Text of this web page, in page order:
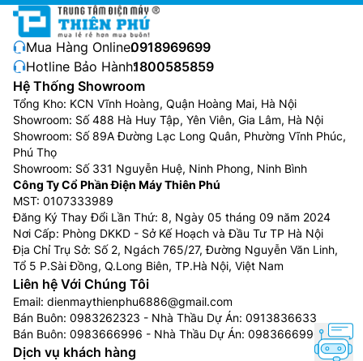
mòn giúp ngăn ngừa tình trạng ăn mòn, kéo dài tuổi
thọ cho sản phẩm. Hơn nữa, Vỉ mạch / bo mạch máy
điều hòa âm trần LG ZTNQ48GYLA0 được thiết kế
đặc biệt nhằm bảo vệ máy hoạt động ổn định bền bỉ,
chống cháy nổ với môi trường điện áp không ổn định
(điện áp quá thấp / điện áp quá cao).
Môi chất lạnh R32
Mua Hàng Online:0918969699
Hotline Bảo Hành:1800585859
Hệ Thống Showroom
Tổng Kho: KCN Vĩnh Hoàng, Quận Hoàng Mai, Hà Nội
Showroom: Số 488 Hà Huy Tập, Yên Viên, Gia Lâm, Hà Nội
Showroom: Số 89A Đường Lạc Long Quân, Phường Vĩnh Phúc,
Phú Thọ
Showroom: Số 331 Nguyễn Huệ, Ninh Phong, Ninh Bình
Công Ty Cổ Phần Điện Máy Thiên Phú
MST: 0107333989
Đăng Ký Thay Đổi Lần Thứ: 8, Ngày 05 tháng 09 năm 2024
Nơi Cấp: Phòng DKKD - Sở Kế Hoạch và Đầu Tư TP Hà Nội
Địa Chỉ Trụ Sở: Số 2, Ngách 765/27, Đường Nguyễn Văn Linh,
Tổ 5 P.Sài Đồng, Q.Long Biên, TP.Hà Nội, Việt Nam
Liên hệ Với Chúng Tôi
Email: dienmaythienphu6886@gmail.com
Bán Buôn: 0983262323 - Nhà Thầu Dự Án: 0913836633
Bán Buôn: 0983666996 - Nhà Thầu Dự Án: 0983666996
Dịch vụ khách hàng